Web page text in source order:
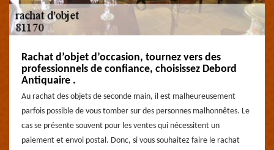
Rachat d’objet d’occasion, tournez vers des
professionnels de confiance, choisissez Debord
Antiquaire .
Au rachat des objets de seconde main, il est malheureusement
parfois possible de vous tomber sur des personnes malhonnêtes. Le
cas se présente souvent pour les ventes qui nécessitent un
paiement et envoi postal. Donc, si vous souhaitez faire le rachat